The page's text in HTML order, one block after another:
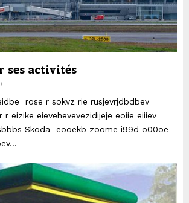
ses activités
rose r sokvz rie rusjevrjdbdbev
eizike eievehevevezidijeje eoiie eiiiev
Skoda eooekb zoome i99d o00oe